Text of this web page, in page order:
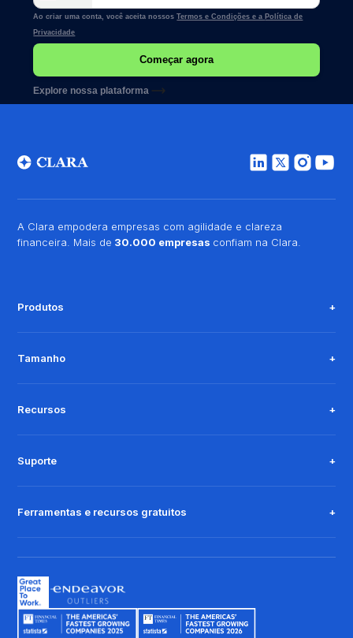
Ao criar uma conta, você aceita nossosTermos e Condições e a Política de
Privacidade
Explore nossa plataforma
A Clara empodera empresas com agilidade e clareza
financeira. Mais de 30.000 empresas confiam na Clara.
Produtos
Tamanho
Recursos
Suporte
Ferramentas e recursos gratuitos